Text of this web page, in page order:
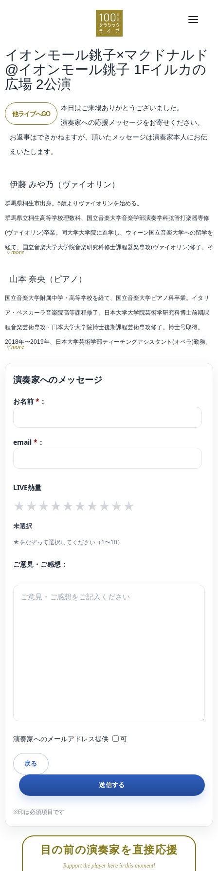
イオンモール銚子×マクドナルド
@イオンモール銚子 1Fイルカの
広場 2公演
他ライブへGO
本日はご来場ありがとうございました。
演奏家への応援メッセージをお寄せください。
お返事はできかねますが、頂いたメッセージは演奏家本人にお伝
えいたします。
伊藤 みや乃 （ヴァイオリン）
群馬県桐生市出身。5歳よりヴァイオリンを始める。
群馬県立桐生高等学校理数科、国立音楽大学音楽学部演奏学科弦管打楽器専修
(ヴァイオリン)卒業。同大学大学院に進学し、ウィーン国立音楽大学への留学を
経て、国立音楽大学大学院音楽研究科修士課程器楽専攻(ヴァイオリン)修了。そ
学講師を務めた。
第17回“長江杯”国際音楽コンクール 弦楽器部門 一般の部A 第2位(第1位なし)、
第10回横浜国際音楽コンクール 弦楽器部門 一般Aの部 第3位。
国立音楽大学、群馬県より奨学金を受け、それぞれ第33回、第37回草津夏期国
ンマスタークラスを修了。
大学の推薦やオーディション合格により、平成25年度国立音楽大学卒業演奏
第60回東京国際芸術協会新人演奏会、レインボウ21 サントリーホール デビュ
ーコンサート2015に出演。
現在はティーチング・アーティストとして、クラシック初心者の方々にも楽し
んでいただけるコンサートやワークショップを多数企画・開催している。
国立音楽大学学部演奏助手(管弦楽)。くにおんアカデミー ミュージック・アト
弦楽四重奏団『ロザカル』団員。アンサンブルユニット『Trio doux』メンバ
ー。ピアノ三重奏団『トワ・クルール』団員。
▽more
山本 奈央 （ピアノ）
国立音楽大学附属中学・高等学校を経て、国立音楽大学ピアノ科卒業。イタリ
ア・ペスカーラ音楽院高等課程修了。日本大学大学院芸術学研究科博士前期課
程音楽芸術専攻・日本大学大学院博士後期課程芸術専攻修了。博士号取得。
2018年〜2019年、日本大学芸術学部ティーチングアシスタント(オペラ)勤務。
受賞。Valtidone国際音楽コンクール(伊)Young Talent Competition第3位受賞、
並びにディプロマ取得。2014年日・韓・中約94ヵ所で同日・同時刻開催の国際
る韓国陸軍六師団七連隊にてVn.&Pf.デュオ公演を行い、翌年に開催されたONE
MONTH FESTIVAL2015において東京でソロリサイタルを、2020年二度目のソ
補助要員。
▽more
お名前 * ：
email * ：
LIVE熱量
★★★★★★★★★★
未選択
★をなぞって選択してください（1〜10）
ご意見・ご感想：
演奏家へのメールアドレス提供 可
目の前の演奏家を直接応援
Support the player here in this moment!